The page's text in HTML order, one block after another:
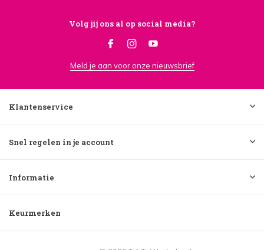
Volg jij ons al op social media?
Meld je aan voor onze nieuwsbrief
Klantenservice
Snel regelen in je account
Informatie
Keurmerken